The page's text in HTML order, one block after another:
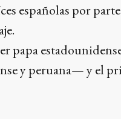
españolas por
papa
y peruana— y el